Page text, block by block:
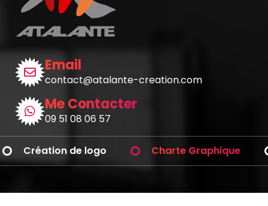
Email
contact@atalante-creation.com
Me Contacter
09 51 08 06 57
Création de logo Charte Graphique